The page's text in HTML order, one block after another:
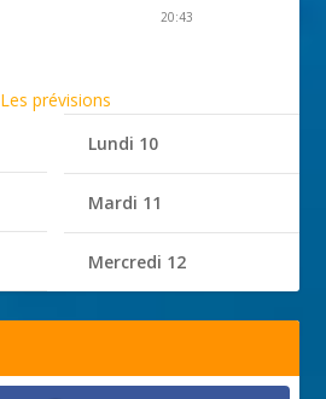
20:43
Les prévisions
Lundi 10
Mardi 11
Mercredi 12